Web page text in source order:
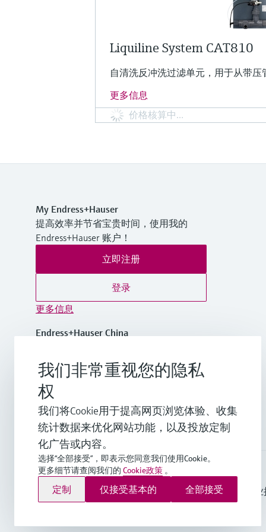
Liquiline System CAT810
自清洗反冲洗过滤单元，用于从带压
更多信息
价格核算中…
My Endress+Hauser
提高效率并节省宝贵时间，使用我的
Endress+Hauser 账户！
立即注册
登录
更多信息
Endress+Hauser China
+86-21-2403 9600
info.cn@endress.com
Endress+Hauser Group Services AG ©版权所有
版本说明
使用条款数据保护通用条款与条件规范及营业
我们非常重视您的隐私
权
我们将Cookie用于提高网页浏览体验、收集
统计数据来优化网站功能，以及投放定制
化广告或内容。
选择“全部接受”，即表示您同意我们使用Cookie。
更多细节请查阅我们的 Cookie政策 。
定制 仅接受基本的 全部接受